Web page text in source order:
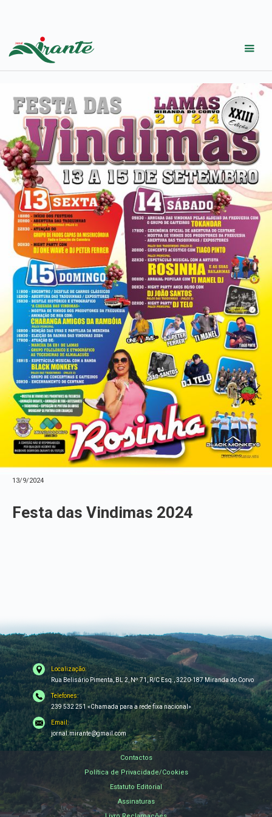
13/9/2024
Festa das Vindimas 2024
Localização:
Rua Belisário Pimenta, BL 2, Nº 71, R/C Esq., 3220-187 Miranda do Corvo
Telefones:
239 532 251 «Chamada para a rede fixa nacional»
Email:
jornal.mirante@gmail.com
Contactos
Política de Privacidade/Cookies
Estatuto Editorial
Assinaturas